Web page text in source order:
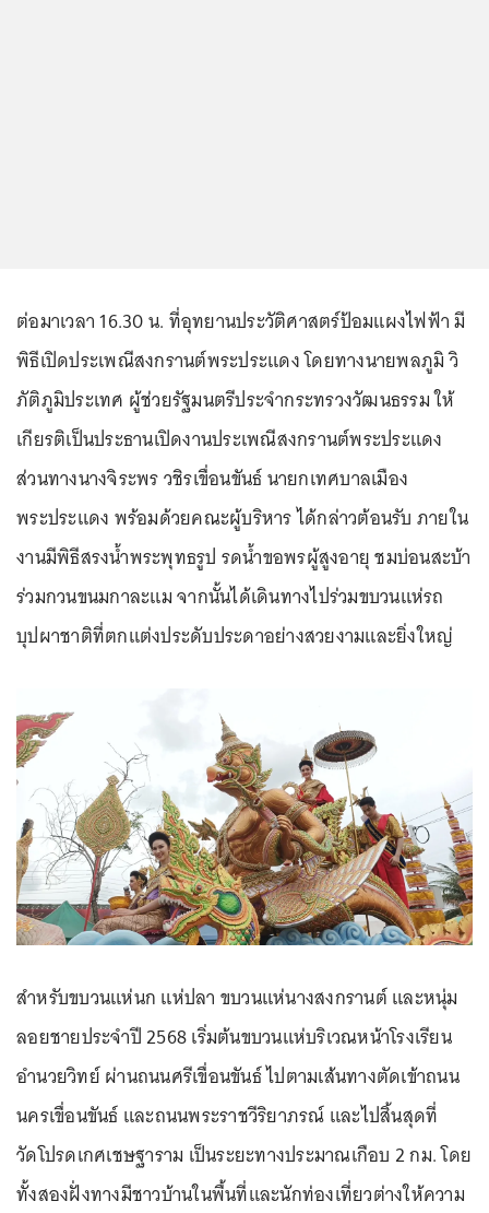
ต่อมาเวลา 16.30 น. ที่อุทยานประวัติศาสตร์ป้อมแผงไฟฟ้า มี
พิธีเปิดประเพณีสงกรานต์พระประแดง โดยทางนายพลภูมิ วิ
ภัติภูมิประเทศ ผู้ช่วยรัฐมนตรีประจำกระทรวงวัฒนธรรม ให้
เกียรติเป็นประธานเปิดงานประเพณีสงกรานต์พระประแดง
ส่วนทางนางจิระพร วชิรเขื่อนขันธ์ นายกเทศบาลเมือง
พระประแดง พร้อมด้วยคณะผู้บริหาร ได้กล่าวต้อนรับ ภายใน
งานมีพิธีสรงน้ำพระพุทธรูป รดน้ำขอพรผู้สูงอายุ ชมบ่อนสะบ้า
ร่วมกวนขนมกาละแม จากนั้นได้เดินทางไปร่วมขบวนแห่รถ
บุปผาชาติที่ตกแต่งประดับประดาอย่างสวยงามและยิ่งใหญ่
สำหรับขบวนแห่นก แห่ปลา ขบวนแห่นางสงกรานต์ และหนุ่ม
ลอยชายประจำปี 2568 เริ่มต้นขบวนแห่บริเวณหน้าโรงเรียน
อำนวยวิทย์ ผ่านถนนศรีเขื่อนขันธ์ ไปตามเส้นทางตัดเข้าถนน
นครเขื่อนขันธ์ และถนนพระราชวีริยาภรณ์ และไปสิ้นสุดที่
วัดโปรดเกศเชษฐาราม เป็นระยะทางประมาณเกือบ 2 กม. โดย
ทั้งสองฝั่งทางมีชาวบ้านในพื้นที่และนักท่องเที่ยวต่างให้ความ